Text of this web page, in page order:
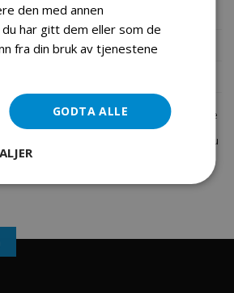
kjøpt batteri atv110cc til markedets beste
i dag fra Engros Service. Vi har et stort utvalg
sport og fritids segmentet. Velkommen skal du
den med annen
har gitt dem eller som de
fra din bruk av tjenestene
GODTA ALLE